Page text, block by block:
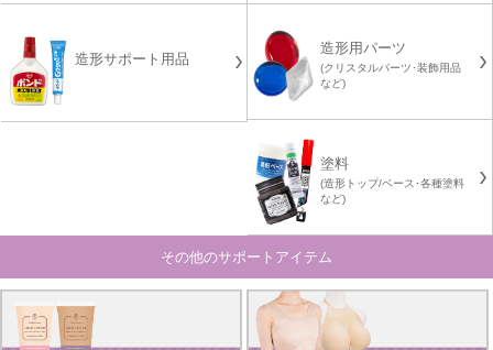
造形サポート用品
造形用パーツ
(クリスタルパーツ･装飾用品
など)
塗料
(造形トップ/ベース･各種塗料
など)
その他のサポートアイテム